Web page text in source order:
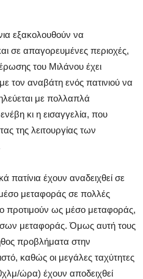
εξακολουθούν να
σε απαγορευμένες περιοχές,
του Μιλάνου έχει
τον αναβάτη ενός πατινιού να
με πολλαπλά
κι η εισαγγελία, που
της λειτουργίας των
πατίνια έχουν αναδειχθεί σε
μεταφοράς σε πολλές
προτιμούν ως μέσο μεταφοράς,
μεταφοράς. Όμως αυτή τους
προβλήματα στην
καθώς οι μεγάλες ταχύτητες
ώρα) έχουν αποδειχθεί